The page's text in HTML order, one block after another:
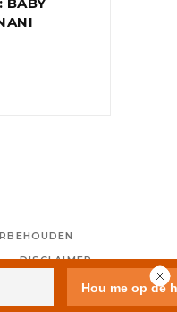
DISCLAIMER